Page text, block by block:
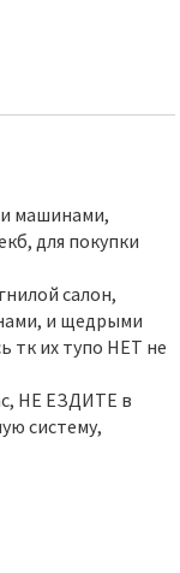
машинами,
для покупки
салон,
и щедрыми
тк их тупо НЕТ не
НЕ ЕЗДИТЕ в
систему,